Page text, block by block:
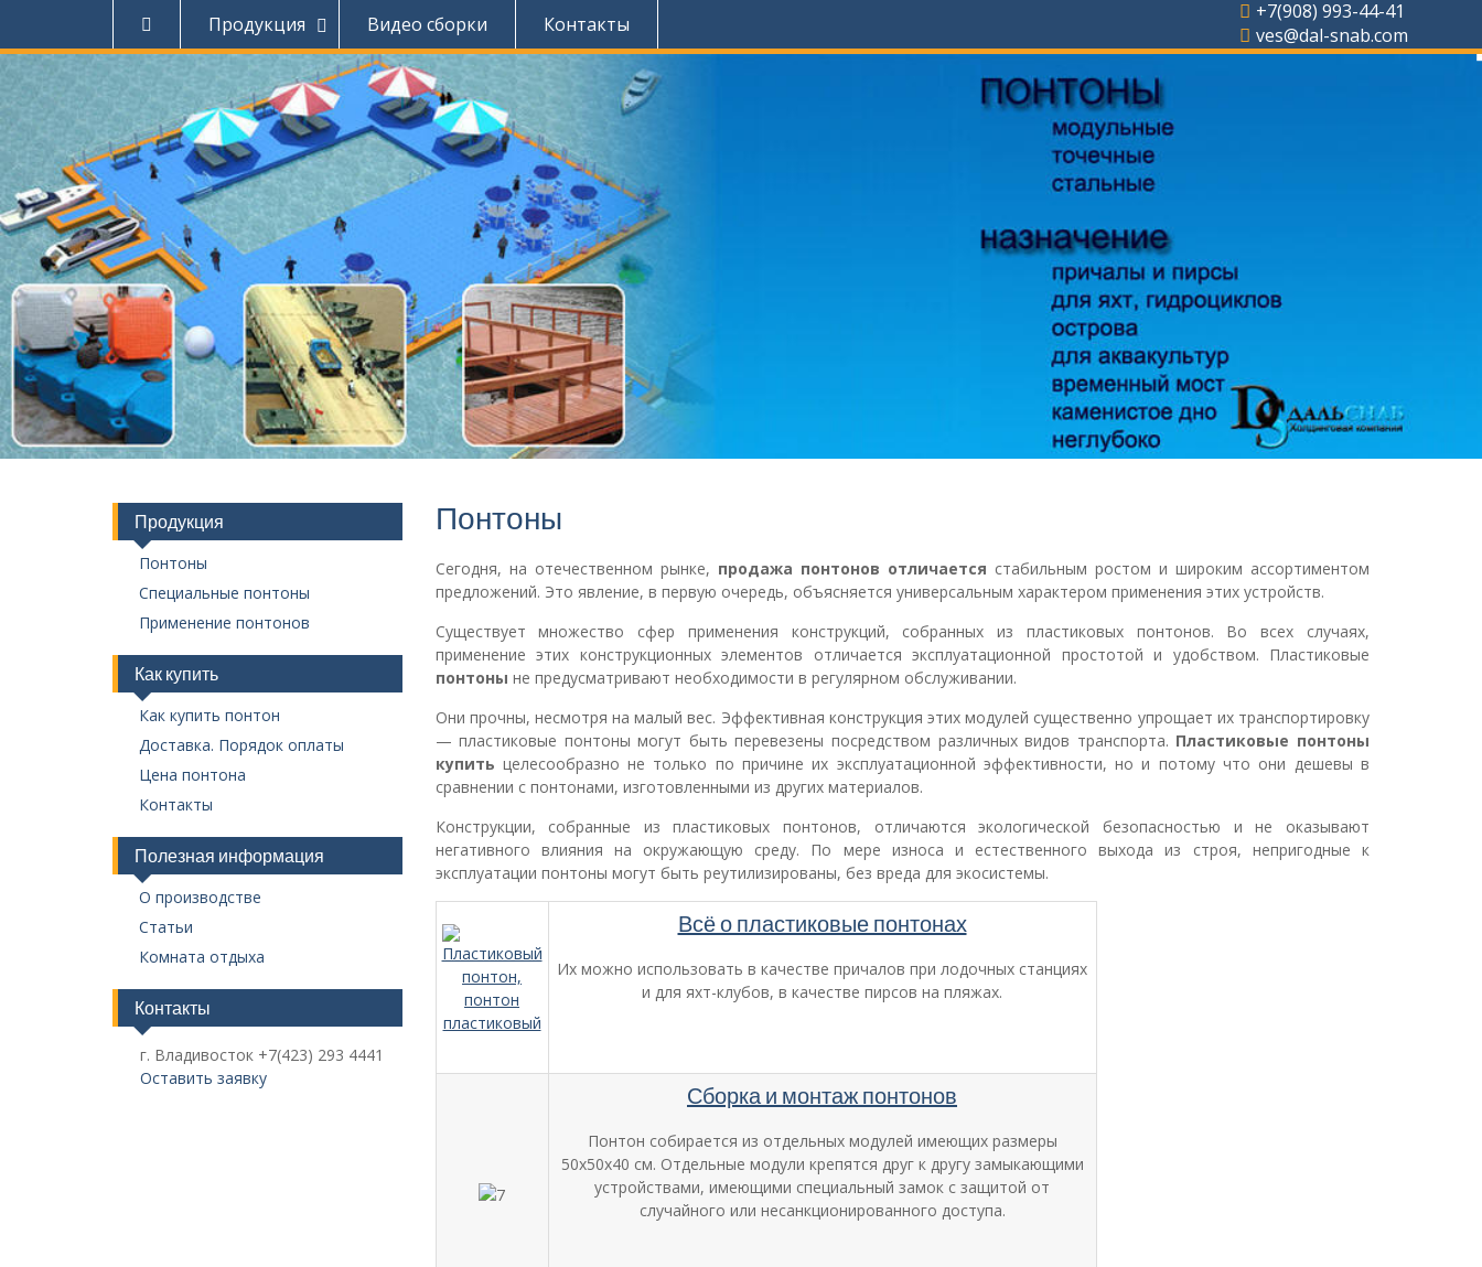
Продукция Видео сборки Контакты
+7(908) 993-44-41
ves@dal-snab.com
Понтоны
Сегодня, на отечественном рынке, продажа понтонов отличается стабильным ростом и широким ассортиментом
предложений. Это явление, в первую очередь, объясняется универсальным характером применения этих устройств.
Существует множество сфер применения конструкций, собранных из пластиковых понтонов. Во всех случаях,
применение этих конструкционных элементов отличается эксплуатационной простотой и удобством. Пластиковые
понтоны не предусматривают необходимости в регулярном обслуживании.
Они прочны, несмотря на малый вес. Эффективная конструкция этих модулей существенно упрощает их транспортировку
— пластиковые понтоны могут быть перевезены посредством различных видов транспорта. Пластиковые понтоны
купить целесообразно не только по причине их эксплуатационной эффективности, но и потому что они дешевы в
сравнении с понтонами, изготовленными из других материалов.
Конструкции, собранные из пластиковых понтонов, отличаются экологической безопасностью и не оказывают
негативного влияния на окружающую среду. По мере износа и естественного выхода из строя, непригодные к
эксплуатации понтоны могут быть реутилизированы, без вреда для экосистемы.
Всё о пластиковые понтонах
Их можно использовать в качестве причалов при лодочных станциях
и для яхт-клубов, в качестве пирсов на пляжах.
Сборка и монтаж понтонов
Понтон собирается из отдельных модулей имеющих размеры
50х50х40 см. Отдельные модули крепятся друг к другу замыкающими
устройствами, имеющими специальный замок с защитой от
случайного или несанкционированного доступа.
Продукция
Понтоны
Специальные понтоны
Применение понтонов
Как купить
Как купить понтон
Доставка. Порядок оплаты
Цена понтона
Контакты
Полезная информация
О производстве
Статьи
Комната отдыха
Контакты
г. Владивосток +7(423) 293 4441
Оставить заявку